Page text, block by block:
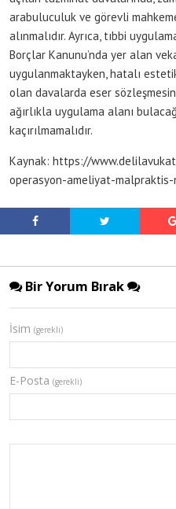
arabuluculuk ve görevli
alınmalıdır. Ayrıca, tıbbi
Borçlar Kanunu’nda yer alan
uygulanmaktayken, hatalı
olan davalarda eser
ağırlıkla uygulama alanı
kaçırılmamalıdır.
Kaynak: https://
operasyon-ameliyat-
Bir Yorum Bırak
İsim (gerekli)
E-Posta (gerekli)